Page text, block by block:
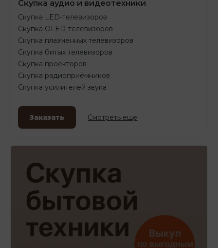
Скупка аудио и видеотехники
Скупка LED-телевизоров
Скупка OLED-телевизоров
Скупка плазменных телевизоров
Скупка битых телевизоров
Скупка проекторов
Скупка радиоприёмников
Скупка усилителей звука
Заказать Смотреть еще